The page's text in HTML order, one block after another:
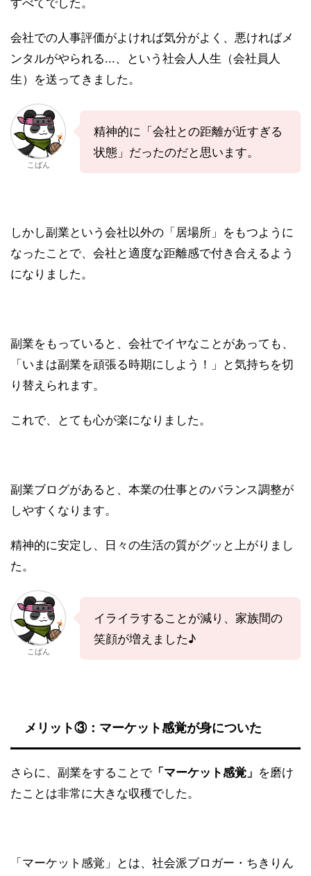
すべてでした。
会社での人事評価がよければ気分がよく、悪ければメ
ンタルがやられる...、という社会人人生（会社員人
生）を送ってきました。
こばん
精神的に「会社との距離が近すぎる
状態」だったのだと思います。
しかし副業という会社以外の「居場所」をもつように
なったことで、会社と適度な距離感で付き合えるよう
になりました。
副業をもっていると、会社でイヤなことがあっても、
「いまは副業を頑張る時期にしよう！」と気持ちを切
り替えられます。
これで、とても心が楽になりました。
副業ブログがあると、本業の仕事とのバランス調整が
しやすくなります。
精神的に安定し、日々の生活の質がグッと上がりまし
た。
こばん
イライラすることが減り、家族間の
笑顔が増えました♪
メリット③：マーケット感覚が身についた
さらに、副業をすることで「マーケット感覚」 を磨け
たことは非常に大きな収穫でした。
「マーケット感覚」とは、社会派ブロガー・ちきりん